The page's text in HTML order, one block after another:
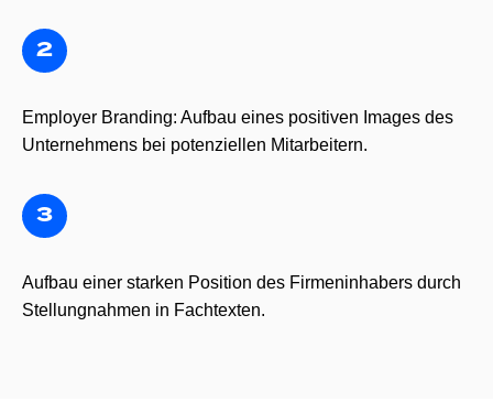
Employer Branding: Aufbau eines positiven Images des
Unternehmens bei potenziellen Mitarbeitern.
Aufbau einer starken Position des Firmeninhabers durch
Stellungnahmen in Fachtexten.